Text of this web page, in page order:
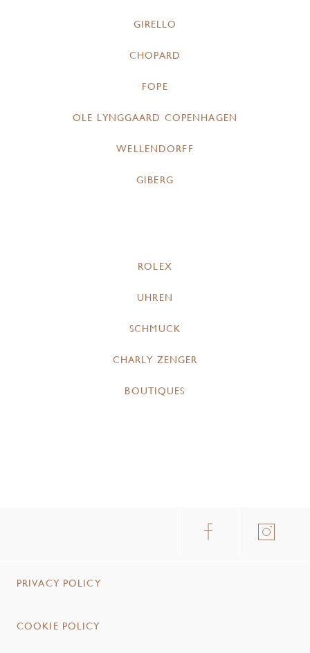
GIRELLO
CHOPARD
FOPE
OLE LYNGGAARD COPENHAGEN
WELLENDORFF
GIBERG
ROLEX
UHREN
SCHMUCK
CHARLY ZENGER
BOUTIQUES
PRIVACY POLICY
COOKIE POLICY